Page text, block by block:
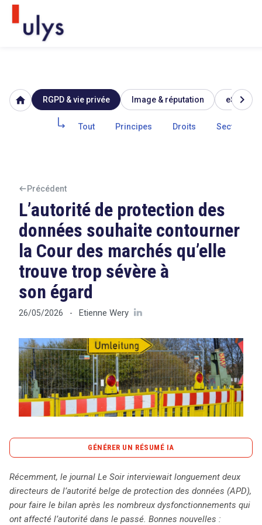
Avocats à Paris & Bruxelles
Tout sur le RGPD
Tout sur le droit de l'innovation
Rechercher
CONTACT
home RGPD & vie privée Image & réputation eSanté
Tout Principes Droits Secteur
chevron_right
Précédent
L’autorité de protection des
données souhaite contourner
la Cour des marchés qu’elle
trouve trop sévère à
son égard
26/05/2026 - Etienne Wery
GÉNÉRER UN RÉSUMÉ IA
L’autorité belge de protection des données (APD) se
redresse après une période de crise marquée par des
conflits internes et des accusations d’influence politique.
Récemment, le journal Le Soir interviewait longuement deux
directeurs de l’autorité belge de protection des données (APD),
pour faire le bilan après les nombreux dysfonctionnements qui
ont affecté l’autorité dans le passé. Bonnes nouvelles :